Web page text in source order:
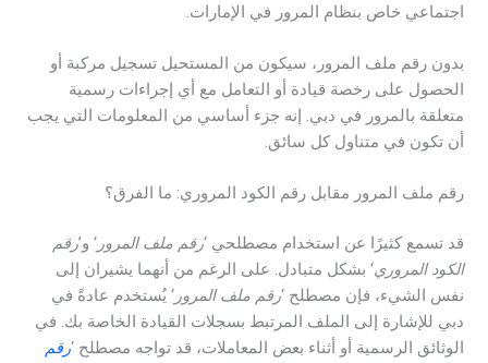
اجتماعي خاص بنظام المرور في الإمارات.
بدون رقم ملف المرور، سيكون من المستحيل تسجيل مركبة أو
الحصول على رخصة قيادة أو التعامل مع أي إجراءات رسمية
متعلقة بالمرور في دبي. إنه جزء أساسي من المعلومات التي يجب
أن تكون في متناول كل سائق.
رقم ملف المرور مقابل رقم الكود المروري: ما الفرق؟
قد تسمع كثيرًا عن استخدام مصطلحي ‘رقم ملف المرور‘ و’رقم
الكود المروري‘ بشكل متبادل. على الرغم من أنهما يشيران إلى
نفس الشيء، فإن مصطلح ‘رقم ملف المرور‘ يُستخدم عادةً في
دبي للإشارة إلى الملف المرتبط بسجلات القيادة الخاصة بك. في
الوثائق الرسمية أو أثناء بعض المعاملات، قد تواجه مصطلح ‘رقم